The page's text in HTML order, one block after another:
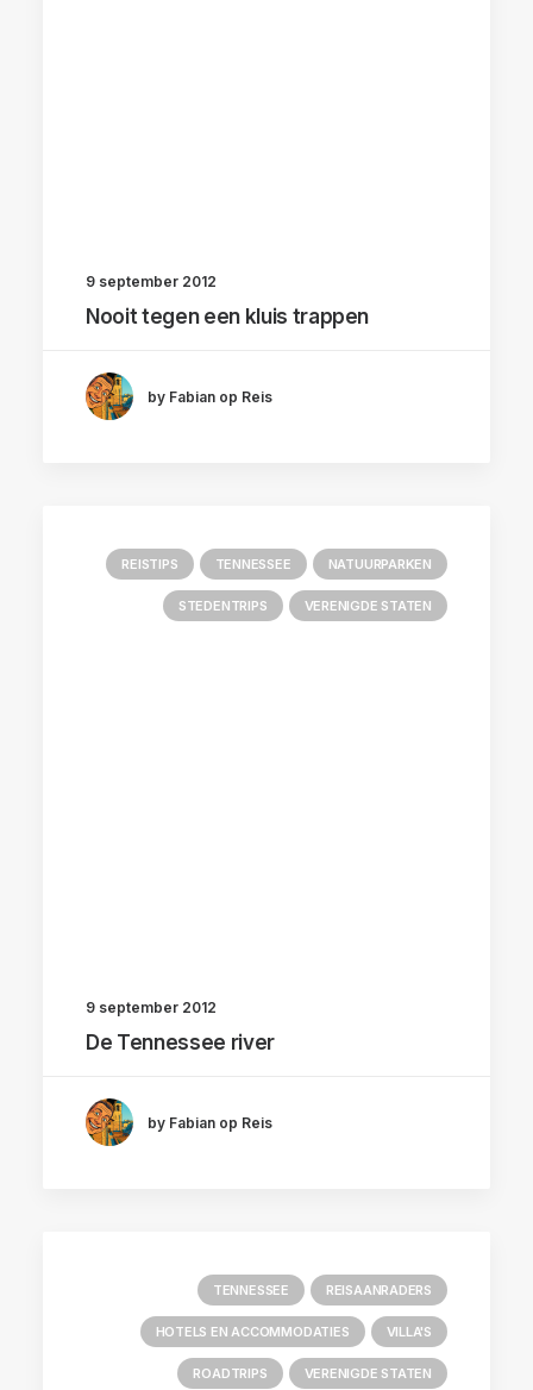
9 september 2012
Nooit tegen een kluis trappen
by Fabian op Reis
REISTIPS TENNESSEE NATUURPARKEN
STEDENTRIPS VERENIGDE STATEN
9 september 2012
De Tennessee river
by Fabian op Reis
TENNESSEE REISAANRADERS
HOTELS EN ACCOMMODATIES VILLA'S
ROADTRIPS VERENIGDE STATEN